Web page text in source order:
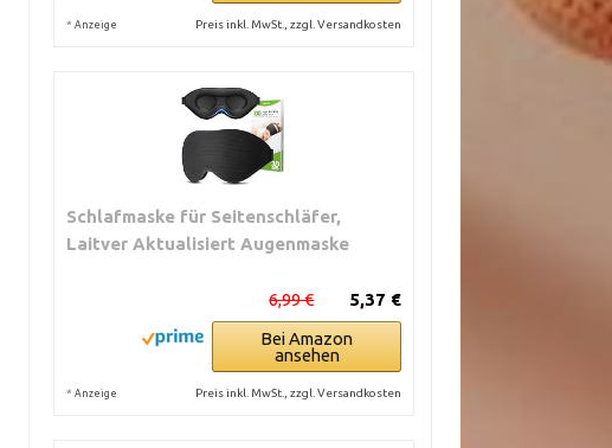
* Anzeige Preis inkl. MwSt., zzgl. Versandkosten
Schlafmaske für Seitenschläfer,
Laitver Aktualisiert Augenmaske
5,37 €
6,99 €
Bei Amazon
ansehen
* Anzeige Preis inkl. MwSt., zzgl. Versandkosten